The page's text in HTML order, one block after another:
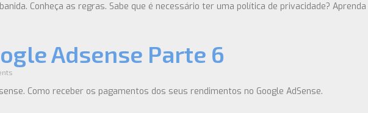
Conheça as regras. Sabe que é necessário ter uma política de privacidade?
Adsense Parte 6
Como receber os pagamentos dos seus rendimentos no Google AdSense.